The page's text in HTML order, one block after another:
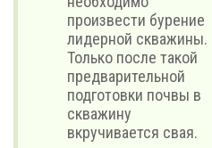
произвести бурение
лидерной скважины.
Только после такой
предварительной
подготовки почвы в
скважину
вкручивается свая.